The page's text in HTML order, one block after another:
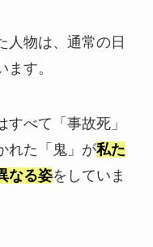
人物は、通常の日
す。
べて「事故死」
れた「鬼」が私た
なる姿をしていま